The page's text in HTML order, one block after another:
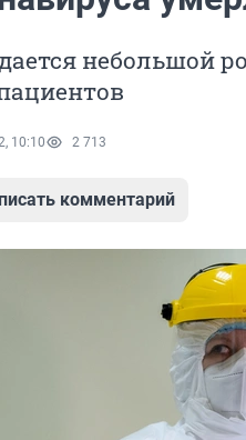
небольшой
10:10 2 713
комментарий